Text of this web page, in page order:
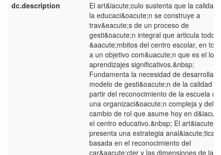
dc.description
El art&iacute;culo sustenta que la calidad
la educaci&oacute;n se construye a
trav&eacute;s de un proceso de
gesti&oacute;n integral que articula todos
&aacute;mbitos del centro escolar, en
a un objetivo com&uacute;n que es el
aprendizajes significativos.&nbsp;
Fundamenta la necesidad de desarrollar
modelo de gesti&oacute;n de la calidad a
partir del reconocimiento de la escuela
una organizaci&oacute;n compleja y del
cambio de rol que asume hoy en
el centro educativo.&nbsp; El
presenta una estrategia anal&iacute;tica
basada en el reconocimiento del
car&aacute;cter y las dimensiones de la